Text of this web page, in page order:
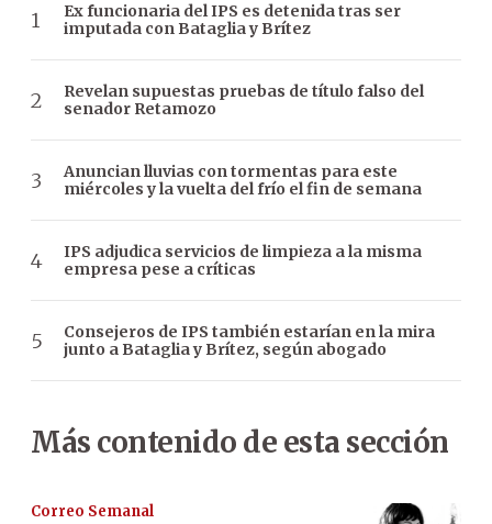
Ex funcionaria del IPS es detenida tras ser
imputada con Bataglia y Brítez
Revelan supuestas pruebas de título falso del
senador Retamozo
Anuncian lluvias con tormentas para este
miércoles y la vuelta del frío el fin de semana
IPS adjudica servicios de limpieza a la misma
empresa pese a críticas
Consejeros de IPS también estarían en la mira
junto a Bataglia y Brítez, según abogado
Más contenido de esta sección
Correo Semanal